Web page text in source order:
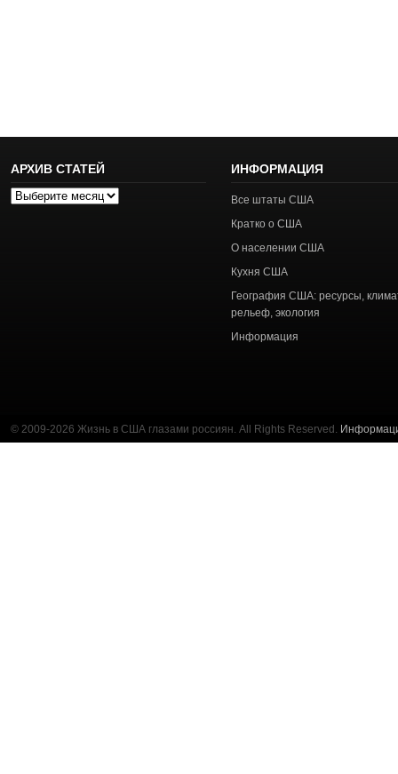
АРХИВ СТАТЕЙ
Архив
ИНФОРМАЦИЯ
Все штаты США
Кратко о США
О населении США
Кухня США
География США: ресурсы,
рельеф, экология
Информация
© 2009-2026 Жизнь в США глазами россиян. All Rights Reserved.